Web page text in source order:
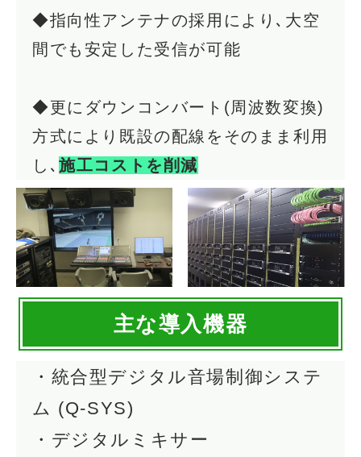
◆指向性アンテナの採用により､大空
間でも安定した受信が可能
◆更にダウンコンバート(周波数変換)
方式により既設の配線をそのまま利用
し､施工コストを削減
主な導入機器
・統合型デジタル音場制御システ
ム (Q-SYS)
・デジタルミキサー